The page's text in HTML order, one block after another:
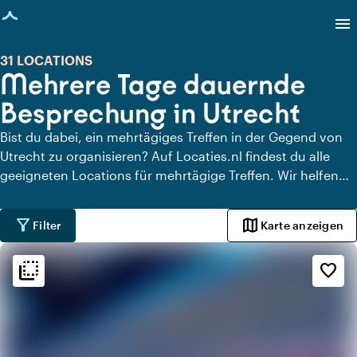
geladen
menu
Mehrere Tage dauernde
Besprechung in Utrecht
31 LOCATIONS
Bist du dabei, ein mehrtägiges Treffen in der Gegend von
Utrecht zu organisieren? Auf Locaties.nl findest du alle
geeigneten Locations für mehrtägige Treffen. Wir helfen
Übernachtungsmöglichkeiten in Utrecht zu finden, aber
auch größere Locations für eine Veranstaltung, Konferenz
oder Mitarbeiterfeier mit Übernachtungsmöglichkeiten in
direkter Umgebung von Utrecht.
filter_alt Filter map Karte anzeigen
flip_to_back favorite_border
flip_to_back Ambiente und Ästhetik
style
Hotel Chic